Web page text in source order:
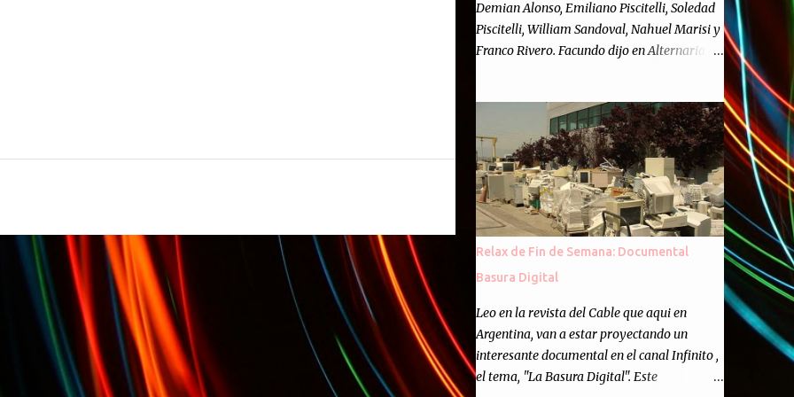
Demian Alonso, Emiliano Piscitelli, Soledad
Piscitelli, William Sandoval, Nahuel Marisi y
Franco Rivero. Facundo dijo en Alternaria :
Cincuenta ocasiones para ponernos en
contacto con ustedes y contarles las noticias
de tecnología más importantes, desde
nuestra propia óptica: un punto de vista
independiente e informal.Para festejarlo, se
nos ocurrió que estemos todos juntos; y
cuando digo "todos" me refiero a toda la
semanario como panelista, y a ustedes. Por
eso se nos ocurrió la idea de emitir video en
vivo. La tarea no fué facil, hubo que
coordinar horarios, preparar el estudio,
configurar muchos programejos y hacer
Relax de Fin de Semana: Documental
Basura Digital
Leo en la revista del Cable que aqui en
Argentina, van a estar proyectando un
interesante documental en el canal Infinito ,
el tema, "La Basura Digital". Este